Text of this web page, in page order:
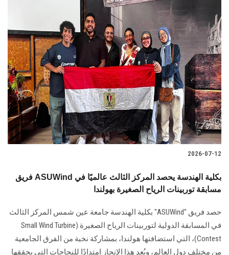
2026-07-12
فريق ASUWind بكلية الهندسة يحصد المركز الثالث عالميًا في
مسابقة توربينات الرياح الصغيرة بهولندا
حصد فريق "ASUWind" بكلية الهندسة جامعة عين شمس المركز الثالث
في المسابقة الدولية لتوربينات الرياح الصغيرة (Small Wind Turbine
Contest)، التي استضافتها هولندا، بمشاركة نخبة من الفرق الجامعية
من مختلف دول العالم، ويُعد هذا الإنجاز امتدادًا للنجاحات التي يحققها